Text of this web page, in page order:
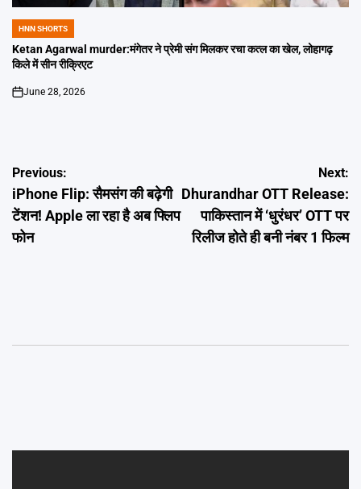
POSTED
IN
HNN SHORTS
Ketan Agarwal murder:मंगेतर ने प्रेमी संग मिलकर रचा कत्ल का खेल, लोहागढ़
किले में सीन रीक्रिएट
on
June 28, 2026
Post
navigation
Previous:
iPhone Flip: सैमसंग की बढ़ेगी
टेंशन! Apple ला रहा है अब फ्लिप
फोन
Next:
Dhurandhar OTT Release:
पाकिस्तान में ‘धुरंधर’ OTT पर
रिलीज होते ही बनी नंबर 1 फिल्म